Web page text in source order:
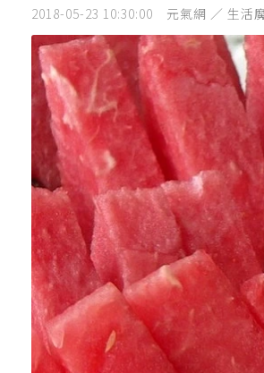
2018-05-23 10:30:00 元氣網 ／ 生活